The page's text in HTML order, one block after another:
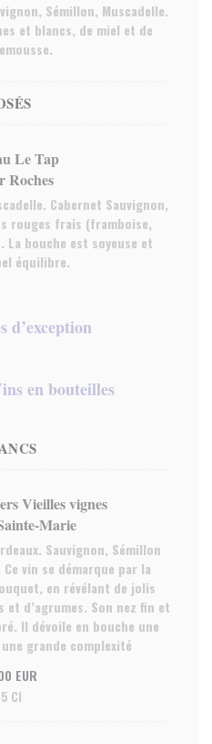
Sémillon, Muscadelle.
et blancs, de miel et de
Le Tap
Roches
Cabernet Sauvignon,
rouges frais (framboise,
bouche est soyeuse et
équilibre.
d’exception
en bouteilles
Vieilles vignes
Marie
Sauvignon, Sémillon
vin se démarque par la
en révélant de jolis
d’agrumes. Son nez fin et
Il dévoile en bouche une
grande complexité
EUR
Cl